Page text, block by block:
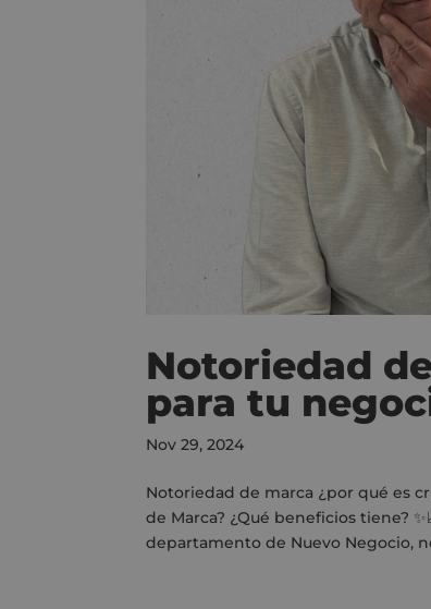
Notoriedad
para tu
Nov 29, 2024
Notoriedad de marca ¿por qué es
de Marca? ¿Qué beneficios tiene?
departamento de Nuevo Negocio,